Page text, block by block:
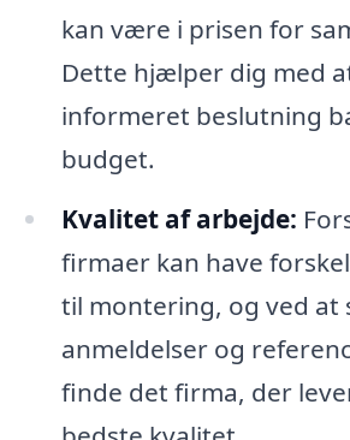
kan være i prisen for
Dette hjælper dig med
informeret beslutning
budget.
Kvalitet af arbejde:
firmaer kan have
til montering, og ved at
anmeldelser og
finde det firma, der